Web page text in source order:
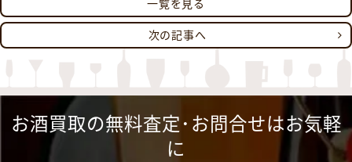
一覧を見る
次の記事へ
お酒買取の無料査定･お問合せはお気軽
に